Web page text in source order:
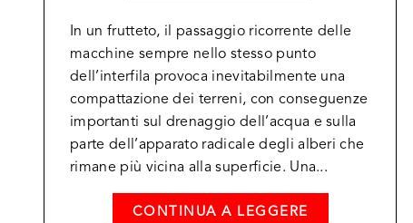
In un frutteto, il passaggio ricorrente delle
macchine sempre nello stesso punto
dell’interfila provoca inevitabilmente una
compattazione dei terreni, con conseguenze
importanti sul drenaggio dell’acqua e sulla
parte dell’apparato radicale degli alberi che
rimane più vicina alla superficie. Una...
CONTINUA A LEGGERE